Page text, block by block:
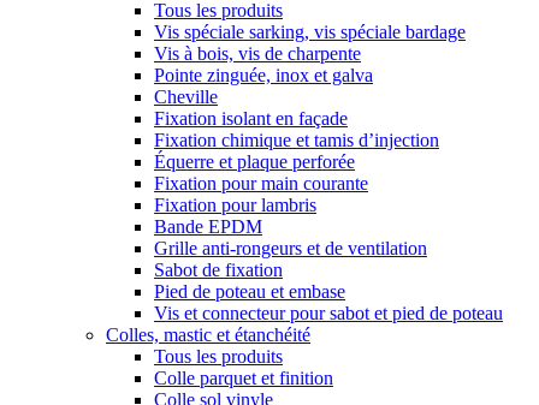
Tous les produits
Vis spéciale sarking, vis spéciale bardage
Vis à bois, vis de charpente
Pointe zinguée, inox et galva
Cheville
Fixation isolant en façade
Fixation chimique et tamis d’injection
Équerre et plaque perforée
Fixation pour main courante
Fixation pour lambris
Bande EPDM
Grille anti-rongeurs et de ventilation
Sabot de fixation
Pied de poteau et embase
Vis et connecteur pour sabot et pied de poteau
Colles, mastic et étanchéité
Tous les produits
Colle parquet et finition
Colle sol vinyle